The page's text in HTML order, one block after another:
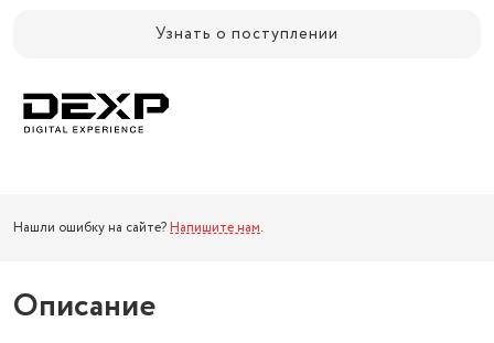
Узнать о поступлении
Нашли ошибку на сайте? Напишите нам.
Описание